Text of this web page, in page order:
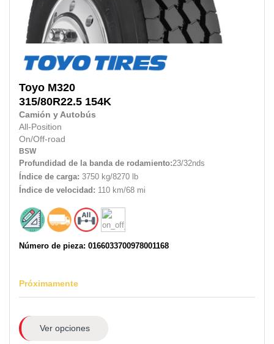
Toyo M320
315/80R22.5 154K
Camión y Autobús
All-Position
On/Off-road
BSW
Profundidad de la banda de rodamiento:23/32nds
Índice de carga: 3750 kg/8270 lb
Índice de velocidad: 110 km/68 mi
Número de pieza: 0166033700978001168
Próximamente
Ver opciones